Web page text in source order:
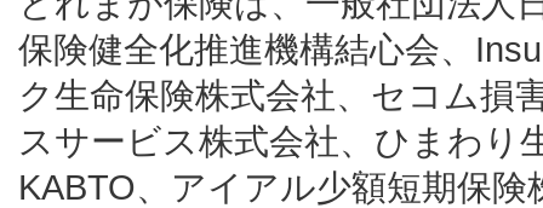
保険健全化推進機構結心会、
ク生命保険株式会社、セコム損
スサービス株式会社、ひまわり
KABTO、アイアル少額短期保